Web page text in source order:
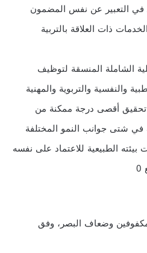
المساعدة Assistant Services في التعبير عن نفس المضمون
ذات العلاقة بالتربية
الشاملة المنسقة لتوظيف
والنفسية والتربوية والمهنية
أقصى درجة ممكنة من
في شتى جوانب النمو المختلفة
الطبيعية للاعتماد على نفسه
وضعاف البصر، وفق